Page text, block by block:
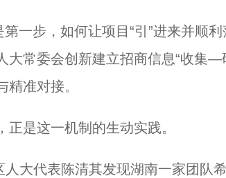
一步，如何让项目“引”进来并顺利
大常委会创新建立招商信息“收集—
准对接。
是这一机制的生动实践。
代表陈清其发现湖南一家团队